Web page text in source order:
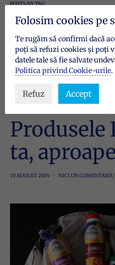
POSTS BY TAG
fabrica
2 POSTS
Produsele
ta,
19 AUGUST 2019 NICI UN COMENTARIU
Folosim cookies pe
Te rugăm să confirmi dacă
poți să refuzi cookies și poți
datele tale să fie salvate
Politica privind Cookie-urile.
Refuz Accept